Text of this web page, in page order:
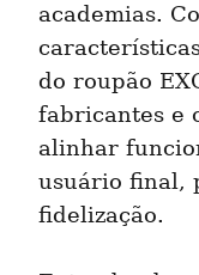
academias.
do roupão
fabricantes e
alinhar
usuário final,
fidelização.